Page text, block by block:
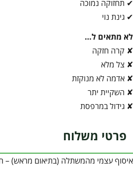
✔ תחזוקה נמוכה
✔ גינת נוי
לא מתאים ל…
✘ קרה חזקה
✘ צל מלא
✘ אדמה לא מנוקזת
✘ השקיית יתר
✘ גידול במרפסת
פרטי משלוח
איסוף עצמי מהמשתלה (בתיאום מראש) –